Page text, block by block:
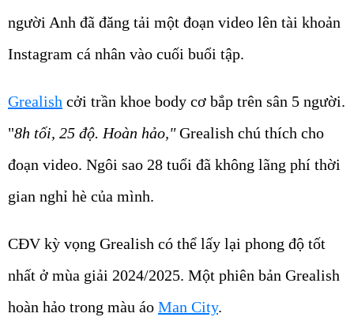
người Anh đã đăng tải một đoạn video lên tài khoản
Instagram cá nhân vào cuối buổi tập.
Grealish cởi trần khoe body cơ bắp trên sân 5 người.
"8h tối, 25 độ. Hoàn hảo,"Grealish chú thích cho
đoạn video. Ngôi sao 28 tuổi đã không lãng phí thời
gian nghỉ hè của mình.
CĐV kỳ vọng Grealish có thể lấy lại phong độ tốt
nhất ở mùa giải 2024/2025. Một phiên bản Grealish
hoàn hảo trong màu áo Man City.